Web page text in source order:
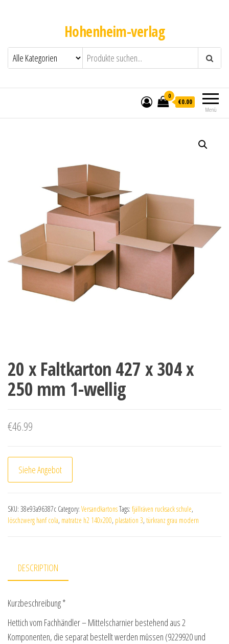
Hohenheim-verlag
Menü
0
€0.00
20 x Faltkarton 427 x 304 x
250 mm 1-wellig
€46.99
Siehe Angebot
SKU: 38e93a96387c Category: VersandkartonsTags: fjällräven rucksack schule,
löschzwerg hanf cola, matratze h2 140x200, plastation 3, türkranz grau modern
DESCRIPTION
Kurzbeschreibung *
Hettich vom Fachhändler – Mittelscharnier bestehend aus 2
Komponenten, die separat bestellt werden müssen (9229920 und